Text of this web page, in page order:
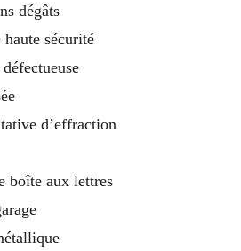
dégâts
sécurité
d’effraction
boîte aux lettres